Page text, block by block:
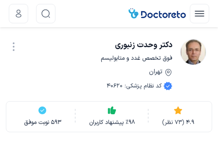
دکتر وحدت زنبوری
فوق تخصص غدد و متابولیسم
تهران
کد نظام پزشکی:
40620
4.9
(
73نظر) ٪98 پیشنهاد کاربران 593 نوبت موفق